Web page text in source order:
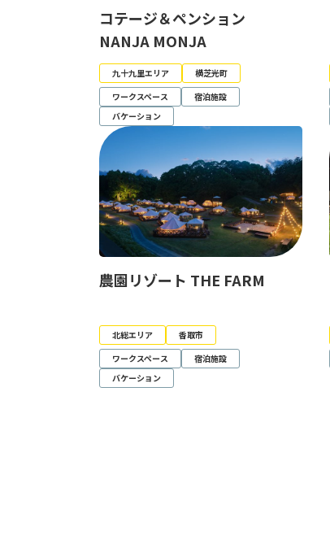
コテージ＆ペンション
NANJA MONJA
九十九里エリア
横芝光町
ワークスペース
宿泊施設
バケーション
農園リゾート THE FARM
北総エリア
香取市
ワークスペース
宿泊施設
バケーション